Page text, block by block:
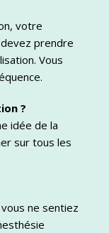
votre
prendre
Vous
?
idée de la
sur tous les
ne sentiez